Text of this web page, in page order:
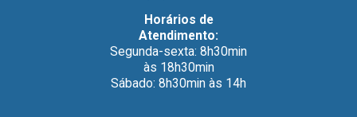
Horários de
Atendimento:
Segunda-sexta: 8h30min
às 18h30min
Sábado: 8h30min às 14h